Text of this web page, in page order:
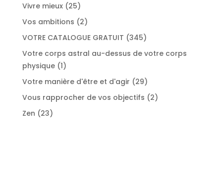
Vivre mieux 2525
produits
Vos ambitions 22
produits
VOTRE CATALOGUE GRATUIT 345345
produits
Votre corps astral au-dessus de votre corps
physique 11
produit
Votre manière d'être et d'agir 2929
produits
Vous rapprocher de vos objectifs 22
Zen 2323